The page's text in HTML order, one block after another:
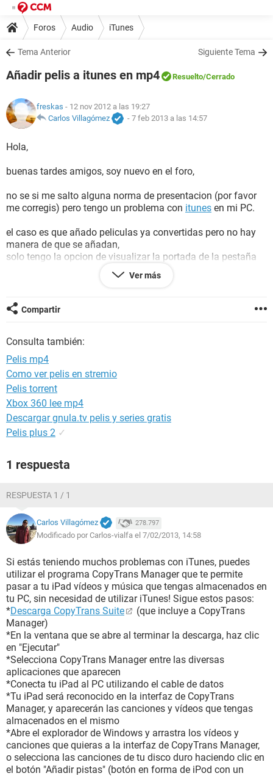
Foros Audio iTunes
Tema Anterior Siguiente Tema
Añadir pelis a itunes en mp4 Resuelto/Cerrado
freskas - 12 nov 2012 a las 19:27
Carlos Villagómez
- 7 feb 2013 a las 14:57
Hola,
buenas tardes amigos, soy nuevo en el foro,
no se si me salto alguna norma de presentacion (por favor
me corregis) pero tengo un problema con itunes en mi PC.
el caso es que añado peliculas ya convertidas pero no hay
manera de que se añadan,
solo tengo la opcion de visualizar la portada de la pestaña
PELICULAS la bolsa verde par conprar pelis o los tickets
tambien verdes para alquilar pelis. Estoy ya desquiciado
convertirlas.
Ni arrastradolas ni añadiendolas a la biblioteca.
gracias de antemano
Ver más
Compartir
Consulta también:
Pelis mp4
Como ver pelis en stremio
Pelis torrent
Xbox 360 lee mp4
Descargar gnula.tv pelis y series gratis
Pelis plus 2 ✓
1 respuesta
RESPUESTA 1 / 1
Carlos Villagómez 278.797
Modificado por Carlos-vialfa el 7/02/2013, 14:58
Si estás teniendo muchos problemas con iTunes, puedes
utilizar el programa CopyTrans Manager que te permite
pasar a tu iPad vídeos y música que tengas almacenados en
tu PC, sin necesidad de utilizar iTunes! Sigue estos pasos:
*Descarga CopyTrans Suite
(que incluye a CopyTrans
Manager)
*En la ventana que se abre al terminar la descarga, haz clic
en "Ejecutar"
*Selecciona CopyTrans Manager entre las diversas
aplicaciones que aparecen
*Conecta tu iPad al PC utilizando el cable de datos
*Tu iPad será reconocido en la interfaz de CopyTrans
Manager, y aparecerán las canciones y vídeos que tengas
almacenados en el mismo
*Abre el explorador de Windows y arrastra los vídeos y
canciones que quieras a la interfaz de CopyTrans Manager,
o selecciona las canciones de tu disco duro haciendo clic en
el botón "Añadir pistas" (botón en forma de iPod con un